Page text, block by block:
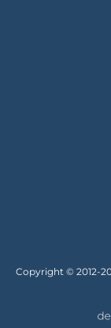
Copyright © 2012-